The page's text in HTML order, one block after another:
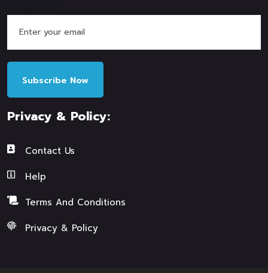
Subscribe Now
Privacy & Policy:
Contact Us
Help
Terms And Conditions
Privacy & Policy